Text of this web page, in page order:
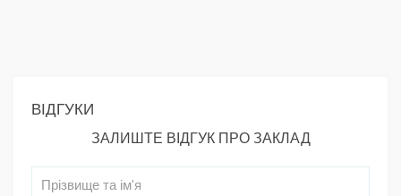
ВІДГУКИ
ЗАЛИШТЕ ВІДГУК ПРО ЗАКЛАД